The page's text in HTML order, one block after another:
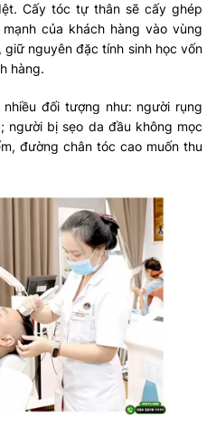
Cấy tóc tự thân sẽ cấy ghép
của khách hàng vào vùng
nguyên đặc tính sinh học vốn
hàng.
đối tượng như: người rụng
người bị sẹo da đầu không mọc
đường chân tóc cao muốn thu